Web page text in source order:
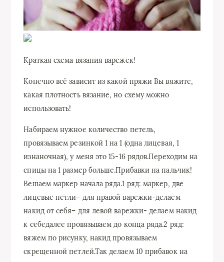
Краткая схема вязания варежек!
Конечно всё зависит из какой пряжи Вы вяжите,
какая плотность вязание, но схему можно
использовать!
Набираем нужное количество петель,
провязываем резинкой 1 на 1 (одна лицевая, 1
изнаночная), у меня это 15-16 рядов.Переходим на
спицы на 1 размер больше.Прибавки на пальчик!
Вешаем маркер начала ряда.1 ряд: маркер, две
лицевые петли– для правой варежки-делаем
накид от себя– для левой варежки- делаем накид
к себедалее провязываем до конца ряда.2 ряд:
вяжем по рисунку, накид провязываем
скрещенной петлей.Так делаем 10 прибавок на